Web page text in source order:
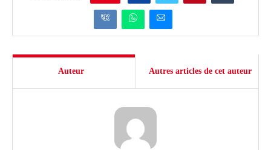
Auteur Autres articles de cet auteur